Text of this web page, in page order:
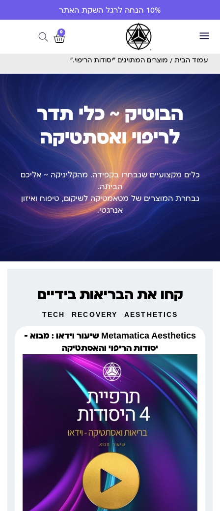
10% הנחה לרגל השקת האתר
0
עמוד הבית / מוצרים המתויגים “יסודות הריפוי.”
הבוטיק ~ כלי תדר
לריפוי ואסתטיקה
כלים מקצועיים שנבחרו בקפידה. מהקליניקה ~ אליכם
הביתה.
נבחרת המוצרים של מטאמטיקה לשיקום, טיפוח ואיזון
אנרגטי.
קחו את הבריאות בידיים
AESTHETICS
RECOVERY
TECH
Metamatica Aesthetics שיעור וידאו : מבוא –
יסודות הריפוי והאסתטיקה